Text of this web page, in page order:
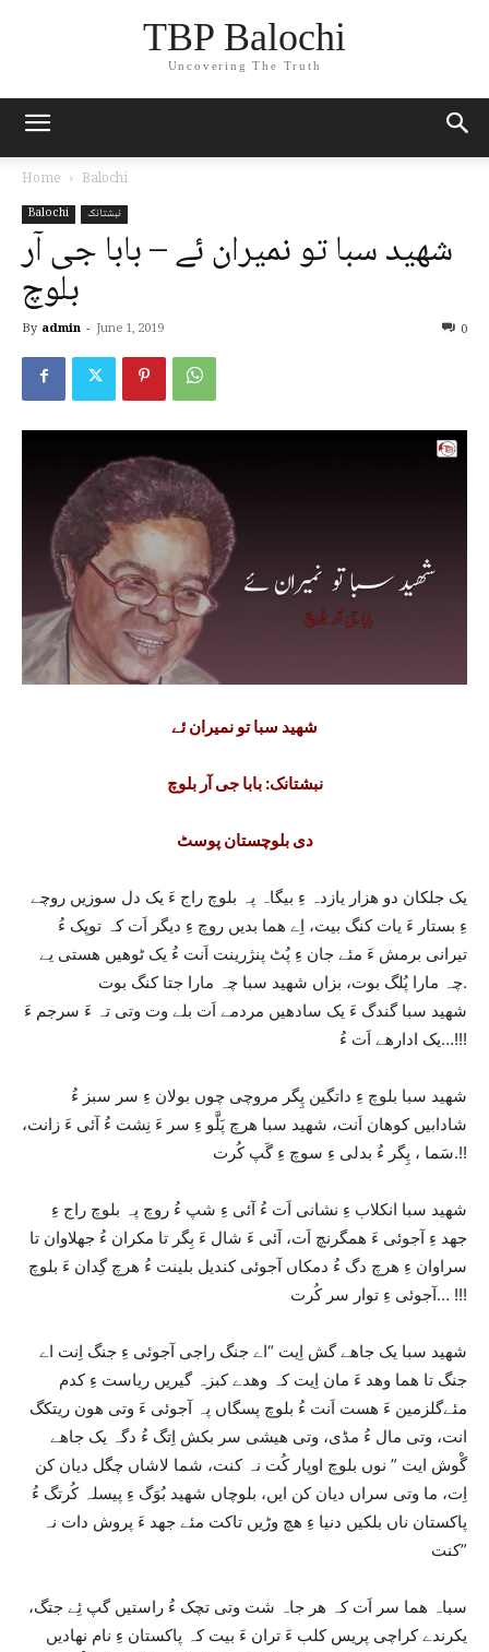
TBP Balochi
Uncovering The Truth
Home Balochi
Balochi نبشتانک
شھید سبا تو نمیران ئے – بابا جی آر
بلوچ
By admin - June 1, 2019 0
شھید سبا تو نمیران ئے
نبشتانک: بابا جی آر بلوچ
دی بلوچستان پوسٹ
یک جلکان دو ھزار یازدہ ءِ بیگاہ پہ بلوچ راج ءَ یک دل سوزیں روچے
ءِ بستار ءَ یات کنگ بیت، اِے ھما بدیں روچ ءِ دیگر اَت کہ توپک ءُ
تیرانی برمش ءَ مئے جان ءِ پُٹ پنژرینت اَنت ءُ یک ٹوھیں ھستی یے
چہ مارا پُلگ بوت، بزاں شھید سبا چہ مارا جتا کنگ بوت.
شھید سبا گندگ ءَ یک سادھیں مردمے اَت بلے وت وتی تہ ءَ سرجم ءَ
یک ادارھے اَت ءُ…!!!
شھید سبا بلوچ ءِ داتگین پِگر مروچی چوں بولان ءِ سر سبز ءُ
شادابیں کوھان اَنت، شھید سبا ھرچ پَلَّو ءِ سر ءَ نِشت ءُ آئی ءَ زانت،
سَما ، پِگر ءُ بدلی ءِ سوچ ءِ گَپ کُرت.!!
شھید سبا انکلاب ءِ نشانی اَت ءُ آئی ءِ شپ ءُ روچ پہ بلوچ راج ءِ
جھد ءِ آجوئی ءَ ھمگرنچ اَت، آئی ءَ شال ءَ بِگر تا مکران ءُ جھلاوان تا
سراوان ءِ ھرچ دگ ءُ دمکاں آجوئی کندیل بلینت ءُ ھرچ گِدان ءَ بلوچ
آجوئی ءِ توار سر کُرت… !!!
شھید سبا یک جاھے گش اِیت “اے جنگ راجی آجوئی ءِ جنگ اِنت اے
جنگ تا ھما وھد ءَ مان اِیت کہ وھدے کبزہ گیریں ریاست ءِ کدم
مئےگلزمین ءَ ھست اَنت ءُ بلوچ پسگاں پہ آجوئی ءَ وتی ھون ریتکگ
انت، وتی مال ءُ مڈی، وتی ھیشی سر بکش اِتگ ءُ دگہ یک جاھے
گْوش ایت ” نوں بلوچ اوپار کُت نہ کنت، شما لاشاں چگل دیان کن
اِت، ما وتی سراں دیان کن ایں، بلوچاں شھید بُوَگ ءِ پیسلہ کُرتگ ءُ
پاکستان ناں بلکیں دنیا ءِ ھچ وڑیں تاکت مئے جھد ءَ پروش دات نہ
کنت”
سباہ ھما سر اَت کہ ھر جاہ شت وتی تچک ءُ راستیں گپ ئِے جتگ،
یکرندے کراچی پریس کلب ءَ تران ءَ بیت کہ پاکستان ءِ نام نھادیں